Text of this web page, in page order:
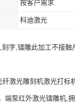
按客户需求
科迪激光
字,镭雕此加工不接
纤激光雕刻机激光打
端泵红外激光镭雕机,